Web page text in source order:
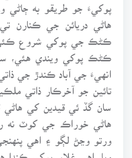
پوکيءَ جو طريقو به ڄاڻي
هاڻي دريائن جي ڪنارن
ڪڻڪ جي پوکي شروع
ڪڻڪ پوکي ويندي هئي، سو
انهيءَ جي آباد ڪندڙ جي
تائين جو آخرڪار ذاتي
سان گڏ ئي قيدين کي
هاڻي خوراڪ جي کوٽ نه
ورتو وڃڻ لڳو ۽ اهي
ويا. اهي غلام پوکي ڪندا